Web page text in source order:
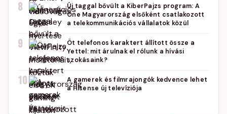
8
Új taggal bővült a KiberPajzs program: A
One Magyarország elsőként csatlakozott
a telekommunikációs vállalatok közül
9
Öt telefonos karaktert állított össze a
Yettel: mit árulnak el rólunk a hívási
szokásaink?
10
A gamerek és filmrajongók kedvence lehet
a Hisense új televíziója